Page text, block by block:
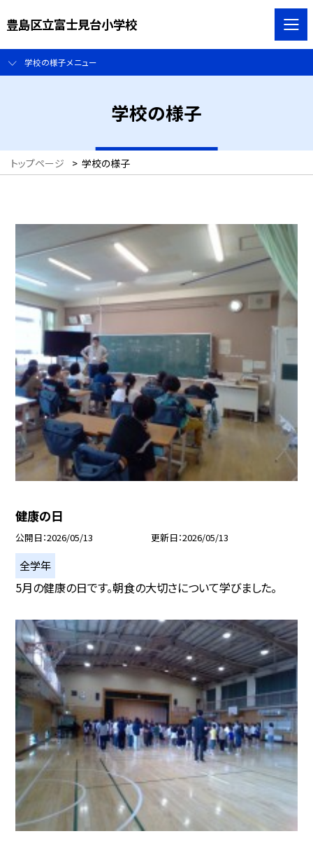
豊島区立富士見台小学校
学校の様子メニュー
学校の様子
トップページ > 学校の様子
健康の日
公開日 2026/05/13 更新日 2026/05/13
全学年
5月の健康の日です。朝食の大切さについて学びました。